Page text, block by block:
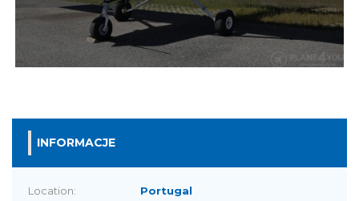
INFORMACJE
Location: Portugal